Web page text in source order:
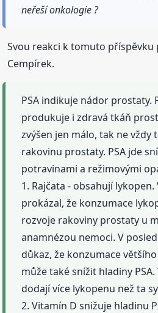
neřeší onkologie ?
Svou reakci k tomuto příspěvku
Cempírek.
PSA indikuje nádor prostaty.
produkuje i zdravá tkáň
zvýšen jen málo, tak ne vždy
rakovinu prostaty. PSA jde
potravinami a režimovými
1. Rajčata - obsahují
prokázal, že konzumace
rozvoje rakoviny prostaty u
anamnézou nemoci. V
důkaz, že konzumace
může také snížit hladiny
dodají více lykopenu než ta
2. Vitamín D snižuje hladinu